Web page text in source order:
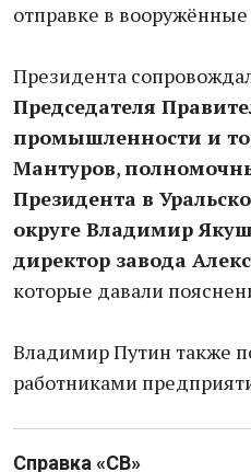
отправке в
Президента
Председателя
промышленности и
Мантуров,
Президента в
округе Владимир
директор завода
которые давали
Владимир Путин также
работниками
Справка «СВ»